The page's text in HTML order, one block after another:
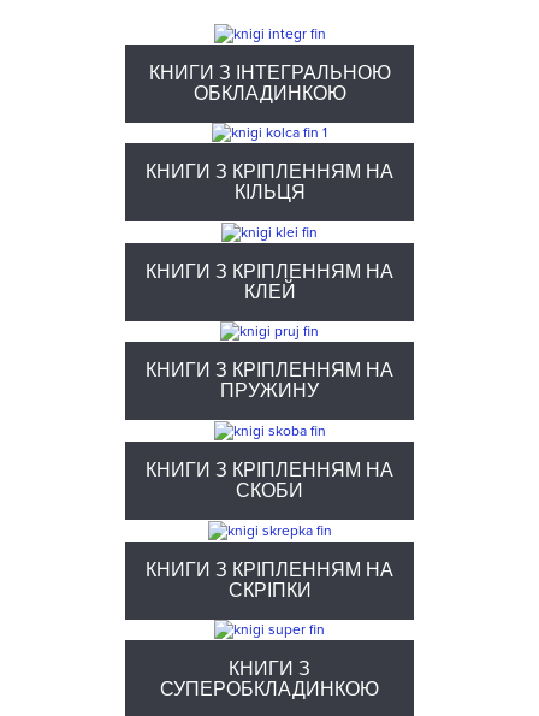
КНИГИ З ІНТЕГРАЛЬНОЮ
ОБКЛАДИНКОЮ
КНИГИ З КРІПЛЕННЯМ НА
КІЛЬЦЯ
КНИГИ З КРІПЛЕННЯМ НА
КЛЕЙ
КНИГИ З КРІПЛЕННЯМ НА
ПРУЖИНУ
КНИГИ З КРІПЛЕННЯМ НА
СКОБИ
КНИГИ З КРІПЛЕННЯМ НА
СКРІПКИ
КНИГИ З
СУПЕРОБКЛАДИНКОЮ